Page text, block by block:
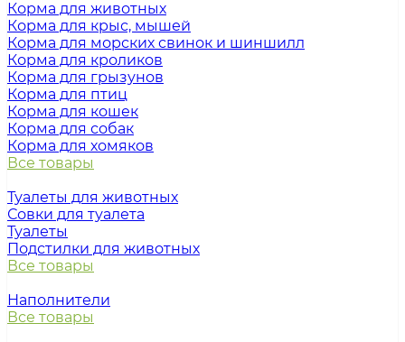
Корма для животных
Корма для крыс, мышей
Корма для морских свинок и шиншилл
Корма для кроликов
Корма для грызунов
Корма для птиц
Корма для кошек
Корма для собак
Корма для хомяков
Все товары
Туалеты для животных
Совки для туалета
Туалеты
Подстилки для животных
Все товары
Наполнители
Все товары